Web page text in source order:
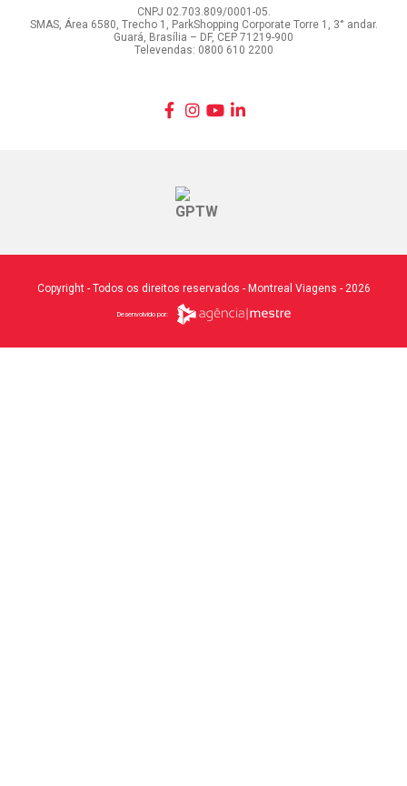
CNPJ 02.703.809/0001-05.
SMAS, Área 6580, Trecho 1, ParkShopping Corporate Torre 1, 3° andar.
Guará, Brasília – DF, CEP 71219-900
Televendas: 0800 610 2200
Copyright - Todos os direitos reservados - Montreal Viagens - 2026
Desenvolvido por: